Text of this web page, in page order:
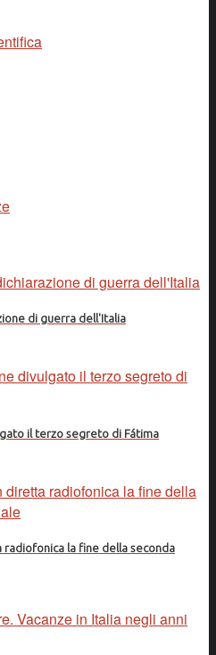
di guerra dell'Italia
il terzo segreto di Fátima
radiofonica la fine della seconda